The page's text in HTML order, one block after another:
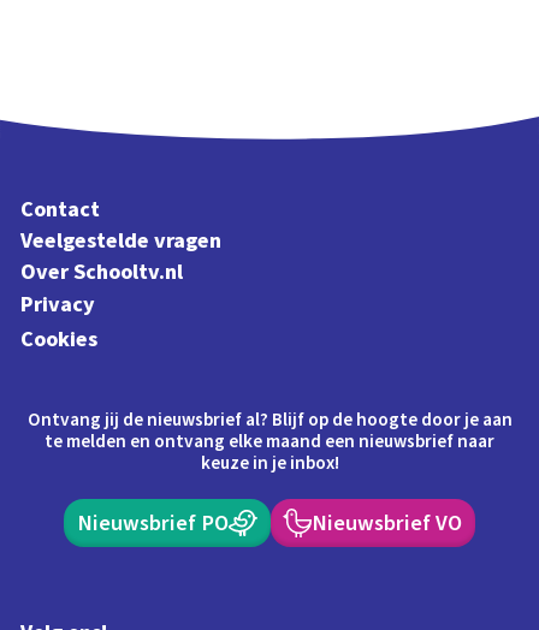
Contact
Veelgestelde vragen
Over Schooltv.nl
Privacy
Cookies
Ontvang jij de nieuwsbrief al? Blijf op de hoogte door je aan
te melden en ontvang elke maand een nieuwsbrief naar
keuze in je inbox!
Nieuwsbrief PO Nieuwsbrief VO